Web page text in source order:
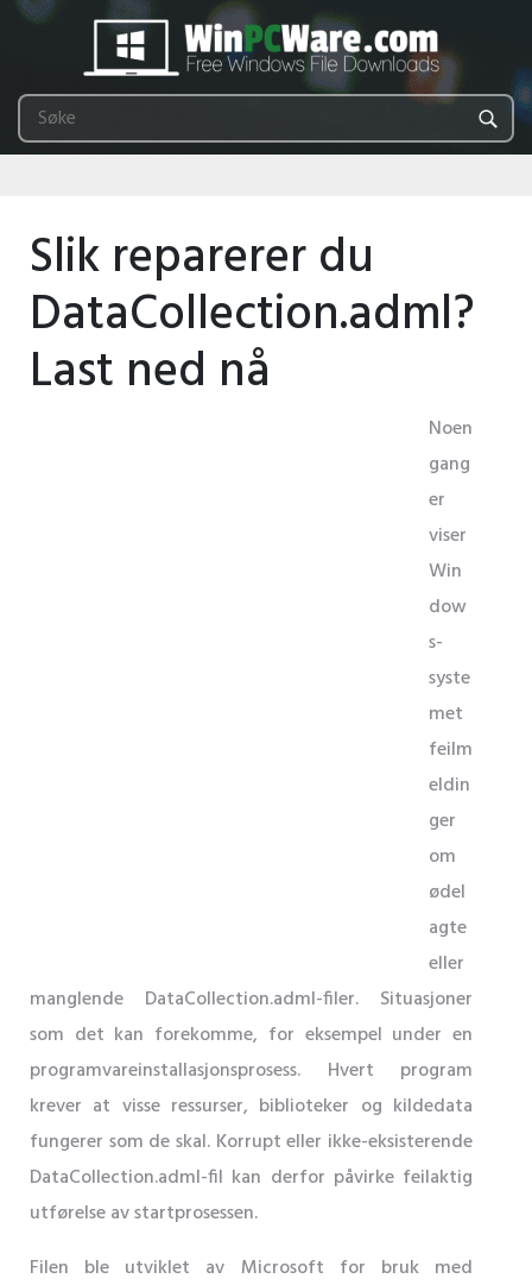
Slik reparerer du
DataCollection.adml?
Last ned nå
Noen
gang
er
viser
Win
dow
s-
syste
met
feilm
eldin
ger
om
ødel
agte
eller
manglende DataCollection.adml-filer. Situasjoner
som det kan forekomme, for eksempel under en
programvareinstallasjonsprosess. Hvert program
krever at visse ressurser, biblioteker og kildedata
fungerer som de skal. Korrupt eller ikke-eksisterende
DataCollection.adml-fil kan derfor påvirke feilaktig
utførelse av startprosessen.
Filen ble utviklet av Microsoft for bruk med